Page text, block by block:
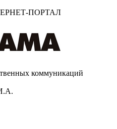
ПОРТАЛ
коммуникаций